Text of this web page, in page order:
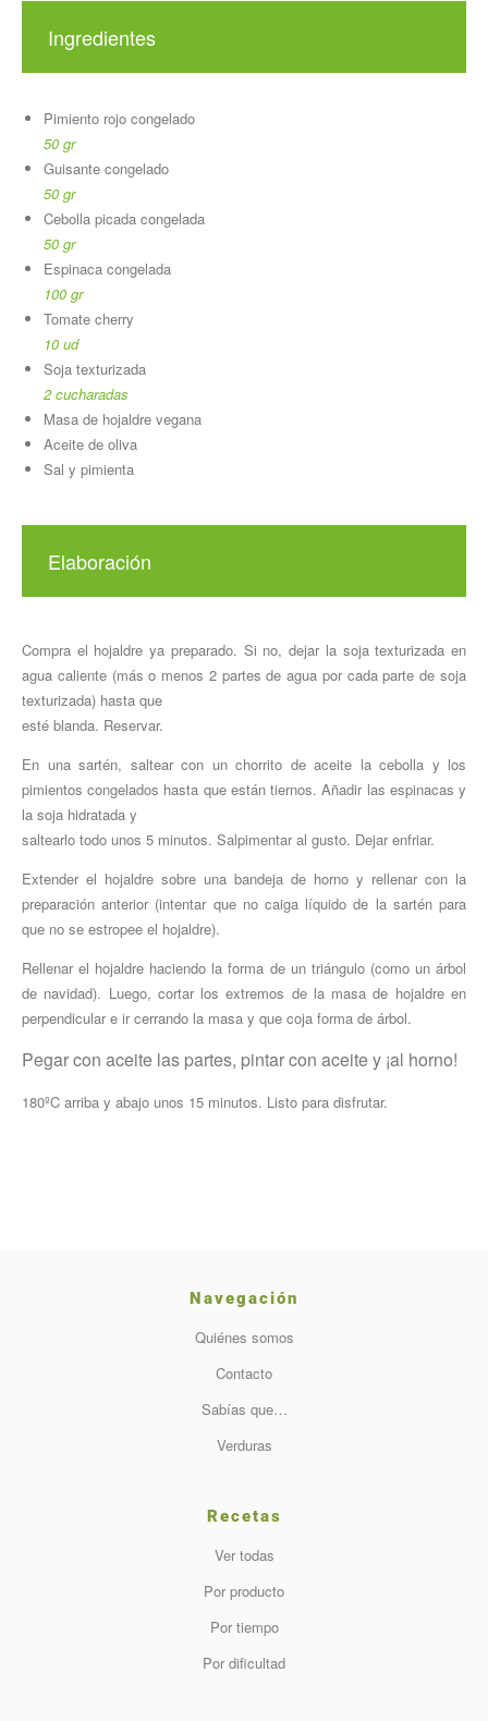
Ingredientes
Pimiento rojo congelado
50 gr
Guisante congelado
50 gr
Cebolla picada congelada
50 gr
Espinaca congelada
100 gr
Tomate cherry
10 ud
Soja texturizada
2 cucharadas
Masa de hojaldre vegana
Aceite de oliva
Sal y pimienta
Elaboración
Compra el hojaldre ya preparado. Si no, dejar la soja texturizada en
agua caliente (más o menos 2 partes de agua por cada parte de soja
texturizada) hasta que
esté blanda. Reservar.
En una sartén, saltear con un chorrito de aceite la cebolla y los
pimientos congelados hasta que están tiernos. Añadir las espinacas y
la soja hidratada y
saltearlo todo unos 5 minutos. Salpimentar al gusto. Dejar enfriar.
Extender el hojaldre sobre una bandeja de horno y rellenar con la
preparación anterior (intentar que no caiga líquido de la sartén para
que no se estropee el hojaldre).
Rellenar el hojaldre haciendo la forma de un triángulo (como un árbol
de navidad). Luego, cortar los extremos de la masa de hojaldre en
perpendicular e ir cerrando la masa y que coja forma de árbol.
Pegar con aceite las partes, pintar con aceite y ¡al horno!
180ºC arriba y abajo unos 15 minutos. Listo para disfrutar.
Navegación
Quiénes somos
Contacto
Sabías que…
Verduras
Recetas
Ver todas
Por producto
Por tiempo
Por dificultad